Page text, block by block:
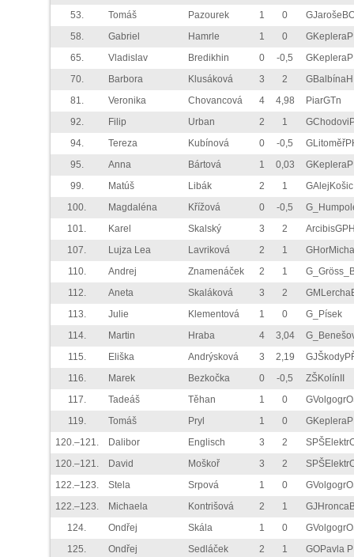
53. Tomáš Pazourek 1 0
58.
Gabriel Hamrle 1 0
65.
Vladislav Bredikhin 0 -0,5
70.
Barbora Klusáková 3 2
81.
Veronika Chovancová 4 4,98
PiarGTn
92.
Filip Urban 2 1
94.
Tereza Kubínová 0 -0,5
95.
Anna Bártová 1 0,03
99.
Matúš Libák 2 1
GAlejKošic
100.
Magdaléna Křížová 0 -0,5
101.
Karel Skalský 3 2
107.
Lujza Lea Lavriková 2 1
110.
Andrej Znamenáček 2 1
112.
Aneta Skaláková 3 2
113.
Julie Klementová 1 0
G_Písek
114.
Martin Hraba 4 3,04
115.
Eliška Andrýsková 3 2,19
116.
Marek Bezkočka 0 -0,5
ZŠKolínII
117.
Tadeáš Těhan 1 0
119.
Tomáš Pryl 1 0
120.–121.
Dalibor Englisch 3 2
120.–121.
David Moškoř 3 2
122.–123.
Stela Srpová 1 0
122.–123.
Michaela Kontrišová 2 1
124.
Ondřej Skála 1 0
125.
Ondřej Sedláček 2 1
GOPavla